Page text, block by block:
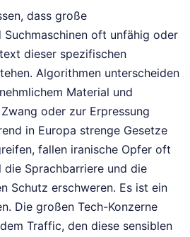
dass große
oft unfähig oder
dieser spezifischen
Algorithmen unterscheiden
Material und
oder zur Erpressung
in Europa strenge Gesetze
fallen iranische Opfer oft
die Sprachbarriere und die
Schutz erschweren. Es ist ein
Die großen Tech-Konzerne
Traffic, den diese sensiblen